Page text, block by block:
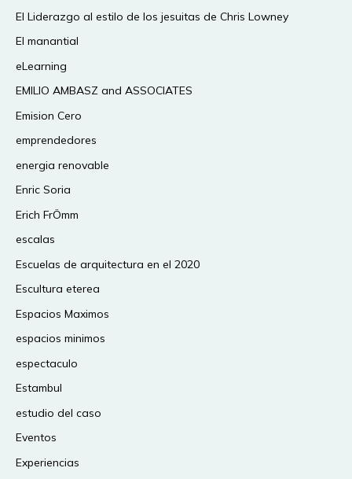
El Liderazgo al estilo de los jesuitas de Chris Lowney
El manantial
eLearning
EMILIO AMBASZ and ASSOCIATES
Emision Cero
emprendedores
energia renovable
Enric Soria
Erich FrÖmm
escalas
Escuelas de arquitectura en el 2020
Escultura eterea
Espacios Maximos
espacios minimos
espectaculo
Estambul
estudio del caso
Eventos
Experiencias